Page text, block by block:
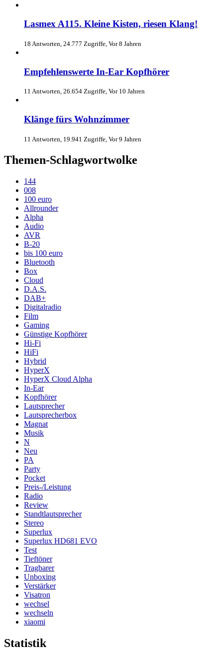
Lasmex A115. Kleine Kisten, riesen Klang!
18 Antworten, 24.777 Zugriffe, Vor 8 Jahren
Empfehlenswerte In-Ear Kopfhörer
11 Antworten, 26.654 Zugriffe, Vor 10 Jahren
Klänge fürs Wohnzimmer
11 Antworten, 19.941 Zugriffe, Vor 9 Jahren
Themen-Schlagwortwolke
144
008
100 euro
Allrounder
Alpha
Audio
AVR
B-20
bis 100 euro
Bluetooth
Box
Cloud
D.A.S.
DAB+
Digitalradio
Film
Gaming
Günstige Kopfhörer
Hi-Fi
HiFi
Hybrid
HyperX
HyperX Cloud Alpha
In-Ear
Kopfhörer
Lautsprecher
Lautsprecherbox
Magnat
Musik
N
Neu
PA
Party
Pocket
Preis-/Leistung
Radio
Review
Standtlautsprecher
Stereo
Superlux
Superlux HD681 EVO
Test
Tieftöner
Tragbarer
Unboxing
Verstärker
Visatron
wechsel
wechseln
xiaomi
Statistik